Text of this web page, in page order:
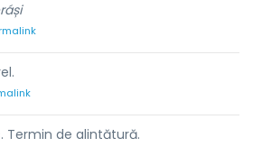
Termin de alintătură.